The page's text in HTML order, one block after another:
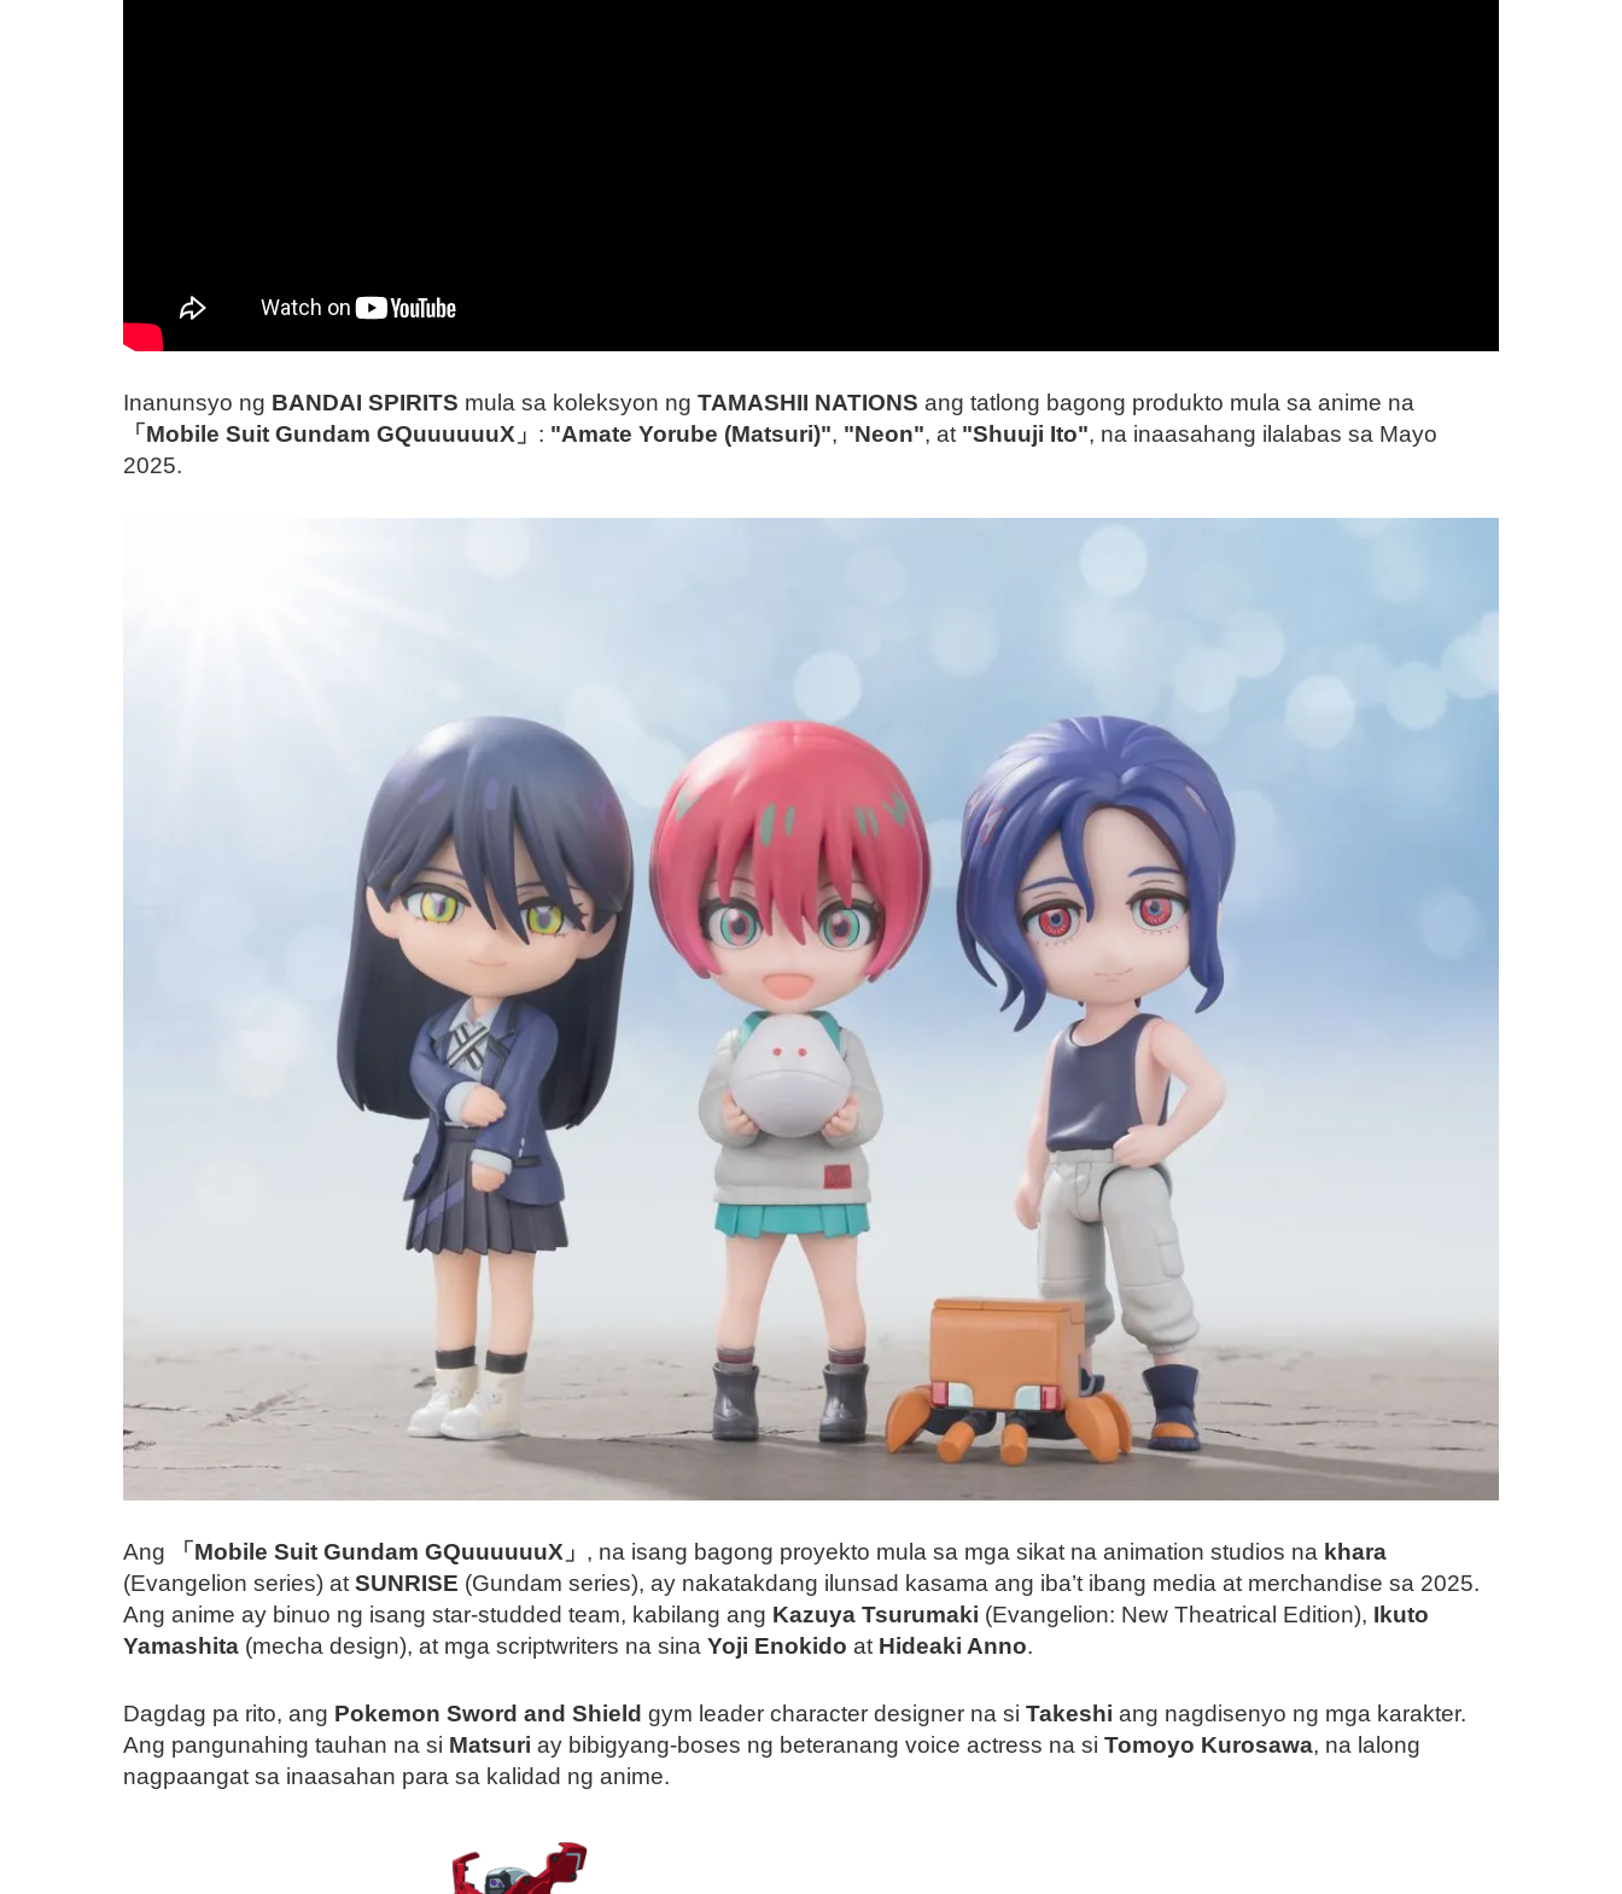
Inanunsyo ng BANDAI SPIRITS mula sa koleksyon ng TAMASHII NATIONS ang tatlong bagong produkto mula sa anime na
「Mobile Suit Gundam GQuuuuuuX」 : "Amate Yorube (Matsuri)", "Neon", at "Shuuji Ito", na inaasahang ilalabas sa Mayo
2025.
Ang 「Mobile Suit Gundam GQuuuuuuX」 , na isang bagong proyekto mula sa mga sikat na animation studios na khara
(Evangelion series) at SUNRISE (Gundam series), ay nakatakdang ilunsad kasama ang iba’t ibang media at merchandise sa 2025.
Ang anime ay binuo ng isang star-studded team, kabilang ang Kazuya Tsurumaki (Evangelion: New Theatrical Edition), Ikuto
Yamashita (mecha design), at mga scriptwriters na sina Yoji Enokido at Hideaki Anno.
Dagdag pa rito, ang Pokemon Sword and Shield gym leader character designer na si Takeshi ang nagdisenyo ng mga karakter.
Ang pangunahing tauhan na si Matsuri ay bibigyang-boses ng beteranang voice actress na si Tomoyo Kurosawa, na lalong
nagpaangat sa inaasahan para sa kalidad ng anime.